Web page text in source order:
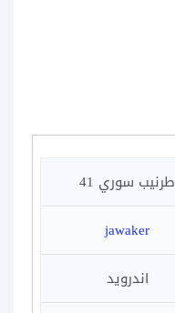
طرنيب سوري 41
jawaker
اندرويد